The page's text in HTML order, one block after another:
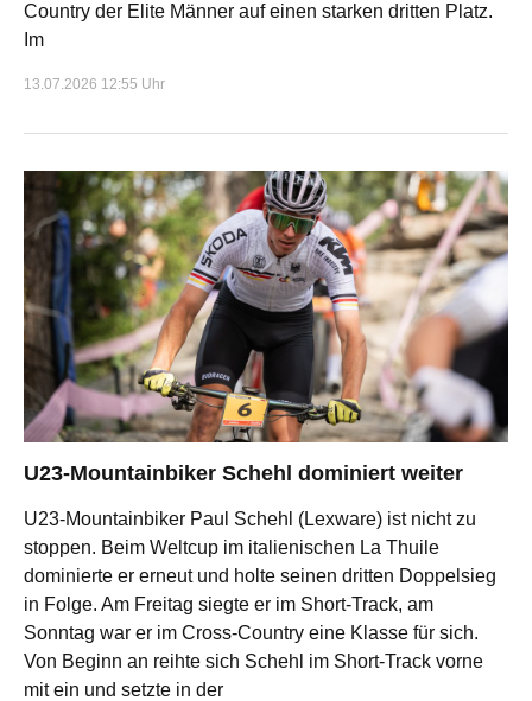
Country der Elite Männer auf einen starken dritten Platz.
Im
13.07.2026 12:55 Uhr
U23-Mountainbiker Schehl dominiert weiter
U23-Mountainbiker Paul Schehl (Lexware) ist nicht zu
stoppen. Beim Weltcup im italienischen La Thuile
dominierte er erneut und holte seinen dritten Doppelsieg
in Folge. Am Freitag siegte er im Short-Track, am
Sonntag war er im Cross-Country eine Klasse für sich.
Von Beginn an reihte sich Schehl im Short-Track vorne
mit ein und setzte in der